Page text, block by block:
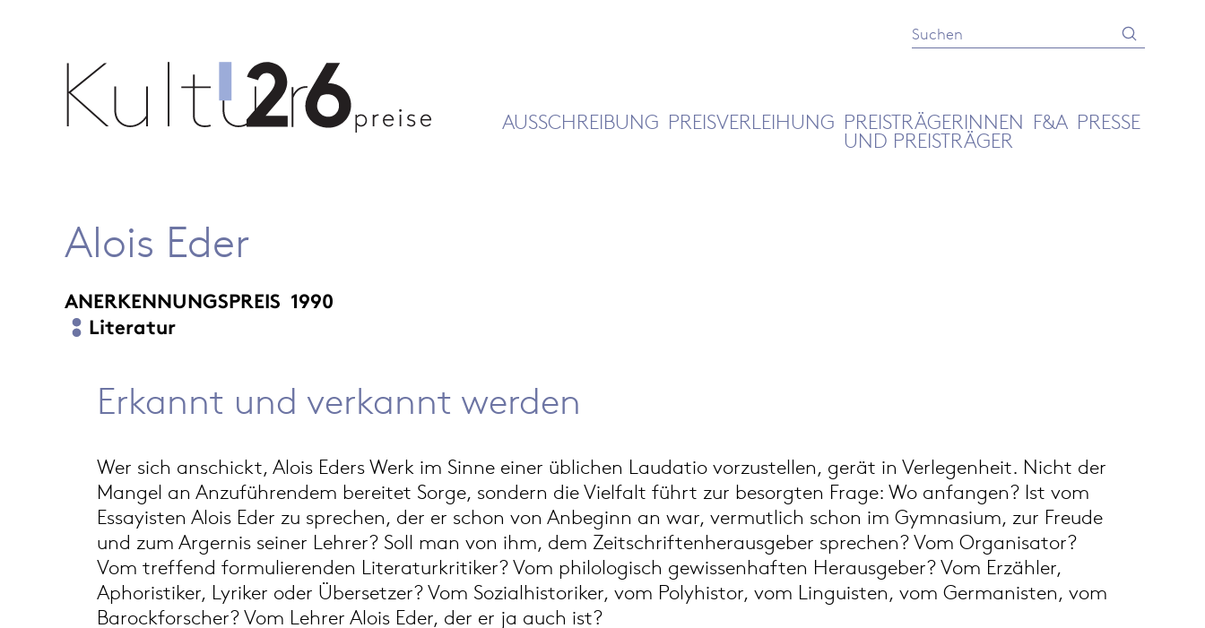
Suche
Absenden
AUSSCHREIBUNG PREISVERLEIHUNG PREISTRÄGERINNEN
UND PREISTRÄGER
F&A PRESSE
Alois Eder
ANERKENNUNGSPREIS 1990
Literatur
Erkannt und verkannt werden
Wer sich anschickt, Alois Eders Werk im Sinne einer üblichen Laudatio vorzustellen, gerät in Verlegenheit. Nicht der
Mangel an Anzuführendem bereitet Sorge, sondern die Vielfalt führt zur besorgten Frage: Wo anfangen? Ist vom
Essayisten Alois Eder zu sprechen, der er schon von Anbeginn an war, vermutlich schon im Gymnasium, zur Freude
und zum Argernis seiner Lehrer? Soll man von ihm, dem Zeitschriftenherausgeber sprechen? Vom Organisator?
Vom treffend formulierenden Literaturkritiker? Vom philologisch gewissenhaften Herausgeber? Vom Erzähler,
Aphoristiker, Lyriker oder Übersetzer? Vom Sozialhistoriker, vom Polyhistor, vom Linguisten, vom Germanisten, vom
Barockforscher? Vom Lehrer Alois Eder, der er ja auch ist?